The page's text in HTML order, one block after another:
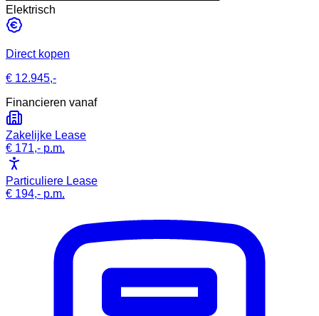
Elektrisch
Direct kopen
€ 12.945,-
Financieren vanaf
Zakelijke Lease
€ 171,- p.m.
Particuliere Lease
€ 194,- p.m.